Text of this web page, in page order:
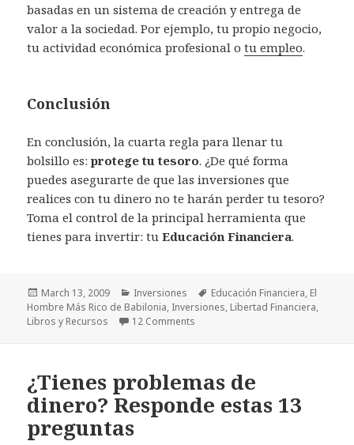
basadas en un sistema de creación y entrega de
valor a la sociedad. Por ejemplo, tu propio negocio,
tu actividad económica profesional otu empleo.
Conclusión
En conclusión, la cuarta regla para llenar tu
bolsillo es:protege tu tesoro. ¿De qué forma
puedes asegurarte de que las inversiones que
realices con tu dinero no te harán perder tu tesoro?
Toma el control de la principal herramienta que
tienes para invertir: tuEducación Financiera.
Posted
on
March 13, 2009 Categories
Inversiones Tags
Educación Financiera, El
Hombre Más Rico de Babilonia, Inversiones, Libertad Financiera,
Libros y Recursos
12 Comments
¿Tienes problemas de
dinero? Responde estas 13
preguntas